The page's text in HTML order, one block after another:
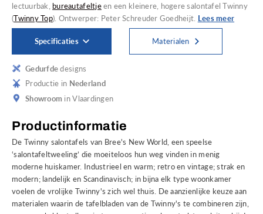
lectuurbak, bureautafeltjeen een kleinere, hogere salontafel Twinny
(Twinny Top). Ontwerper: Peter Schreuder Goedheijt. Lees meer
Specificaties Materialen
Gedurfdedesigns
Productie in Nederland
Showroom in Vlaardingen
Productinformatie
De Twinny salontafels van Bree's New World, een speelse
‘salontafeltweeling’ die moeiteloos hun weg vinden in menig
moderne huiskamer. Industrieel en warm; retro en vintage; strak en
modern; landelijk en Scandinavisch; in bijna elk type woonkamer
voelen de vrolijke Twinny's zich wel thuis. De aanzienlijke keuze aan
materialen waarin de tafelbladen van de Twinny's te combineren zijn,